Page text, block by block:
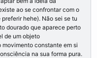
ao se confrontar com o
hehe). Não sei se tu
dourado que aparece perto
de um objeto
constante em si
na sua forma pura.